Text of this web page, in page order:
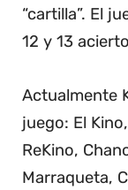
“cartilla”. El
12 y 13
Actualmente
juego: El
ReKino,
Marraqueta,